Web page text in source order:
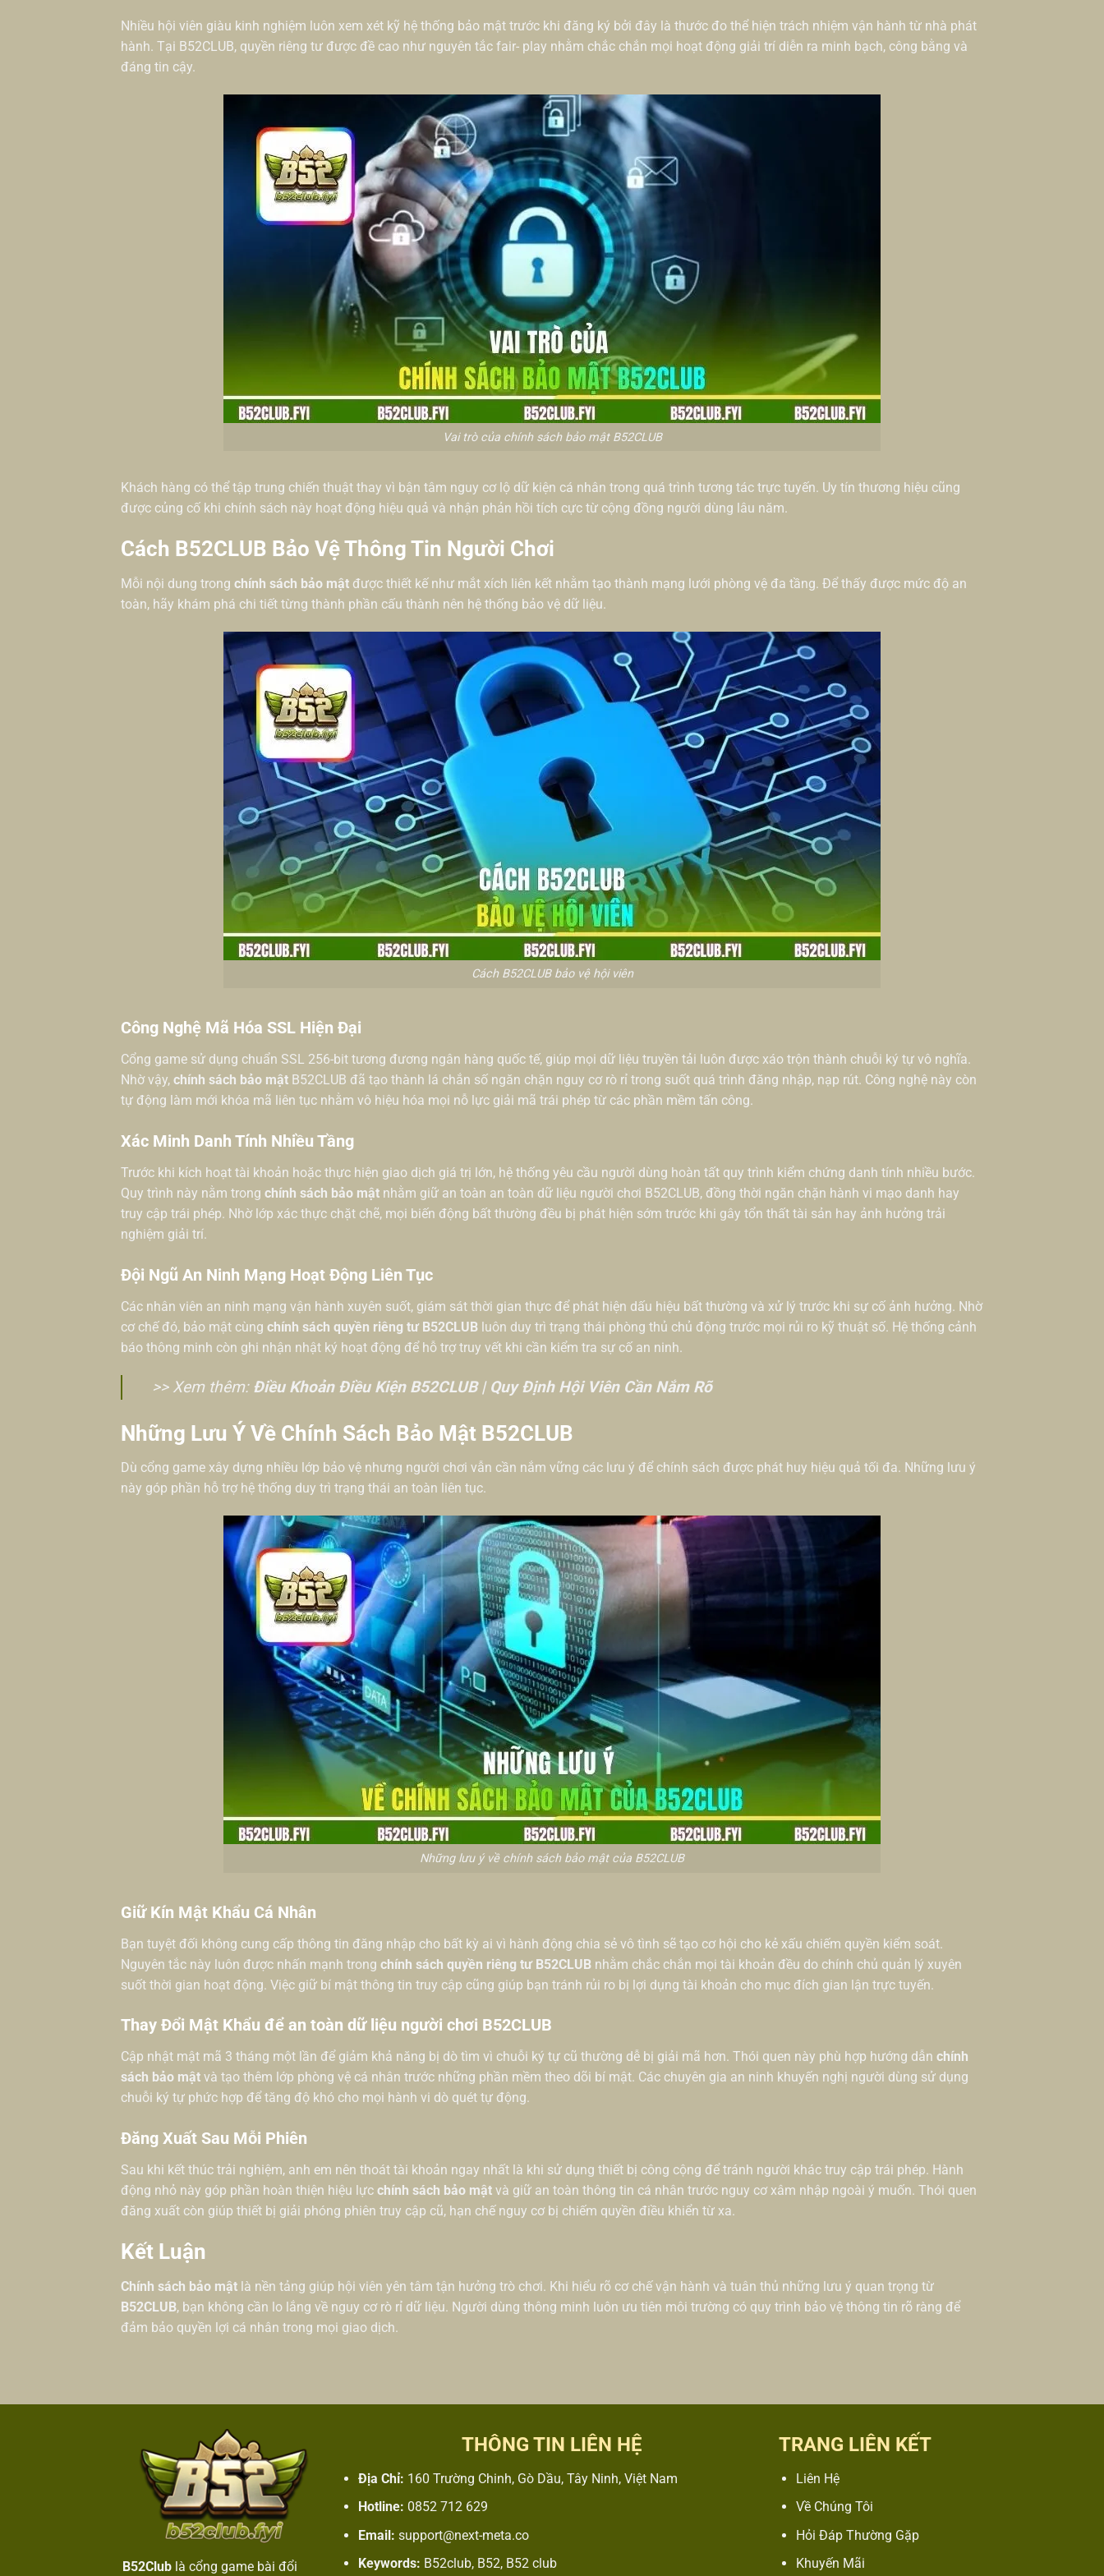
Nhiều hội viên giàu kinh nghiệm luôn xem xét kỹ hệ thống bảo mật trước khi đăng ký bởi đây là thước đo thể hiện trách nhiệm vận hành từ nhà phát
hành. Tại B52CLUB, quyền riêng tư được đề cao như nguyên tắc fair- play nhằm chắc chắn mọi hoạt động giải trí diễn ra minh bạch, công bằng và
đáng tin cậy.
Vai trò của chính sách bảo mật B52CLUB
Khách hàng có thể tập trung chiến thuật thay vì bận tâm nguy cơ lộ dữ kiện cá nhân trong quá trình tương tác trực tuyến. Uy tín thương hiệu cũng
được củng cố khi chính sách này hoạt động hiệu quả và nhận phản hồi tích cực từ cộng đồng người dùng lâu năm.
Cách B52CLUB Bảo Vệ Thông Tin Người Chơi
Mỗi nội dung trong chính sách bảo mật được thiết kế như mắt xích liên kết nhằm tạo thành mạng lưới phòng vệ đa tầng. Để thấy được mức độ an
toàn, hãy khám phá chi tiết từng thành phần cấu thành nên hệ thống bảo vệ dữ liệu.
Cách B52CLUB bảo vệ hội viên
Công Nghệ Mã Hóa SSL Hiện Đại
Cổng game sử dụng chuẩn SSL 256-bit tương đương ngân hàng quốc tế, giúp mọi dữ liệu truyền tải luôn được xáo trộn thành chuỗi ký tự vô nghĩa.
Nhờ vậy, chính sách bảo mật B52CLUB đã tạo thành lá chắn số ngăn chặn nguy cơ rò rỉ trong suốt quá trình đăng nhập, nạp rút. Công nghệ này còn
tự động làm mới khóa mã liên tục nhằm vô hiệu hóa mọi nỗ lực giải mã trái phép từ các phần mềm tấn công.
Xác Minh Danh Tính Nhiều Tầng
Trước khi kích hoạt tài khoản hoặc thực hiện giao dịch giá trị lớn, hệ thống yêu cầu người dùng hoàn tất quy trình kiểm chứng danh tính nhiều bước.
Quy trình này nằm trong chính sách bảo mật nhằm giữ an toàn an toàn dữ liệu người chơi B52CLUB, đồng thời ngăn chặn hành vi mạo danh hay
truy cập trái phép. Nhờ lớp xác thực chặt chẽ, mọi biến động bất thường đều bị phát hiện sớm trước khi gây tổn thất tài sản hay ảnh hưởng trải
nghiệm giải trí.
Đội Ngũ An Ninh Mạng Hoạt Động Liên Tục
Các nhân viên an ninh mạng vận hành xuyên suốt, giám sát thời gian thực để phát hiện dấu hiệu bất thường và xử lý trước khi sự cố ảnh hưởng. Nhờ
cơ chế đó, bảo mật cùng chính sách quyền riêng tư B52CLUB luôn duy trì trạng thái phòng thủ chủ động trước mọi rủi ro kỹ thuật số. Hệ thống cảnh
báo thông minh còn ghi nhận nhật ký hoạt động để hỗ trợ truy vết khi cần kiểm tra sự cố an ninh.
>> Xem thêm: Điều Khoản Điều Kiện B52CLUB | Quy Định Hội Viên Cần Nắm Rõ
Những Lưu Ý Về Chính Sách Bảo Mật B52CLUB
Dù cổng game xây dựng nhiều lớp bảo vệ nhưng người chơi vẫn cần nắm vững các lưu ý để chính sách được phát huy hiệu quả tối đa. Những lưu ý
này góp phần hỗ trợ hệ thống duy trì trạng thái an toàn liên tục.
Những lưu ý về chính sách bảo mật của B52CLUB
Giữ Kín Mật Khẩu Cá Nhân
Bạn tuyệt đối không cung cấp thông tin đăng nhập cho bất kỳ ai vì hành động chia sẻ vô tình sẽ tạo cơ hội cho kẻ xấu chiếm quyền kiểm soát.
Nguyên tắc này luôn được nhấn mạnh trong chính sách quyền riêng tư B52CLUB nhằm chắc chắn mọi tài khoản đều do chính chủ quản lý xuyên
suốt thời gian hoạt động. Việc giữ bí mật thông tin truy cập cũng giúp bạn tránh rủi ro bị lợi dụng tài khoản cho mục đích gian lận trực tuyến.
Thay Đổi Mật Khẩu để an toàn dữ liệu người chơi B52CLUB
Cập nhật mật mã 3 tháng một lần để giảm khả năng bị dò tìm vì chuỗi ký tự cũ thường dễ bị giải mã hơn. Thói quen này phù hợp hướng dẫn chính
sách bảo mật và tạo thêm lớp phòng vệ cá nhân trước những phần mềm theo dõi bí mật. Các chuyên gia an ninh khuyến nghị người dùng sử dụng
chuỗi ký tự phức hợp để tăng độ khó cho mọi hành vi dò quét tự động.
Đăng Xuất Sau Mỗi Phiên
Sau khi kết thúc trải nghiệm, anh em nên thoát tài khoản ngay nhất là khi sử dụng thiết bị công cộng để tránh người khác truy cập trái phép. Hành
động nhỏ này góp phần hoàn thiện hiệu lực chính sách bảo mật và giữ an toàn thông tin cá nhân trước nguy cơ xâm nhập ngoài ý muốn. Thói quen
đăng xuất còn giúp thiết bị giải phóng phiên truy cập cũ, hạn chế nguy cơ bị chiếm quyền điều khiển từ xa.
Kết Luận
Chính sách bảo mật là nền tảng giúp hội viên yên tâm tận hưởng trò chơi. Khi hiểu rõ cơ chế vận hành và tuân thủ những lưu ý quan trọng từ
B52CLUB, bạn không cần lo lắng về nguy cơ rò rỉ dữ liệu. Người dùng thông minh luôn ưu tiên môi trường có quy trình bảo vệ thông tin rõ ràng để
đảm bảo quyền lợi cá nhân trong mọi giao dịch.
B52Club là cổng game bài đổi
THÔNG TIN LIÊN HỆ
Địa Chỉ: 160 Trường Chinh, Gò Dầu, Tây Ninh, Việt Nam
Hotline: 0852 712 629
Email:support@next-meta.co
Keywords: B52club, B52, B52 club
TRANG LIÊN KẾT
Liên Hệ
Về Chúng Tôi
Hỏi Đáp Thường Gặp
Khuyến Mãi